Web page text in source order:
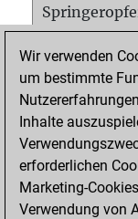
Matt auf
Bauer setzt
Erstickte
Türme auf
Wir verwenden
um bestimmte
Inhalte
erforderlichen
Marketing-
Verwendung von